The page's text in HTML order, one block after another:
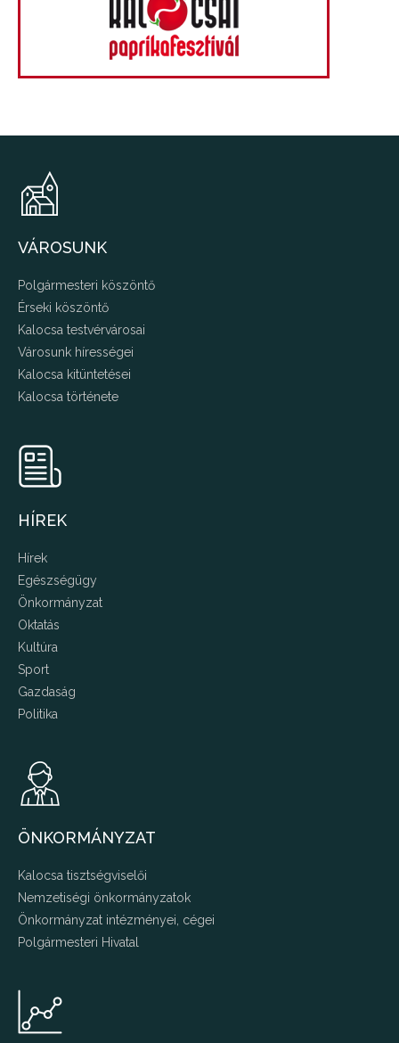
VÁROSUNK
Polgármesteri köszöntő
Érseki köszöntő
Kalocsa testvérvárosai
Városunk hírességei
Kalocsa kitüntetései
Kalocsa története
HÍREK
Hírek
Egészségügy
Önkormányzat
Oktatás
Kultúra
Sport
Gazdaság
Politika
ÖNKORMÁNYZAT
Kalocsa tisztségviselői
Nemzetiségi önkormányzatok
Önkormányzat intézményei, cégei
Polgármesteri Hivatal